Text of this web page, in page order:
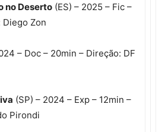
no Deserto (ES) – 2025 – Fic –
Diego Zon
– Doc – 20min – Direção: DF
(SP) – 2024 – Exp – 12min –
Pirondi